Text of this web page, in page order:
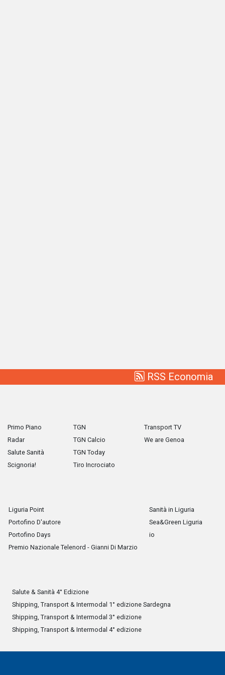
RSS Economia
Primo Piano
Radar
Salute Sanità
Scignoria!
TGN
TGN Calcio
TGN Today
Tiro Incrociato
Transport TV
We are Genoa
Liguria Point
Portofino D'autore
Portofino Days
Premio Nazionale Telenord - Gianni Di Marzio
Sanità in Liguria
Sea&Green Liguria
io
Salute & Sanità 4° Edizione
Shipping, Transport & Intermodal 1° edizione Sardegna
Shipping, Transport & Intermodal 3° edizione
Shipping, Transport & Intermodal 4° edizione